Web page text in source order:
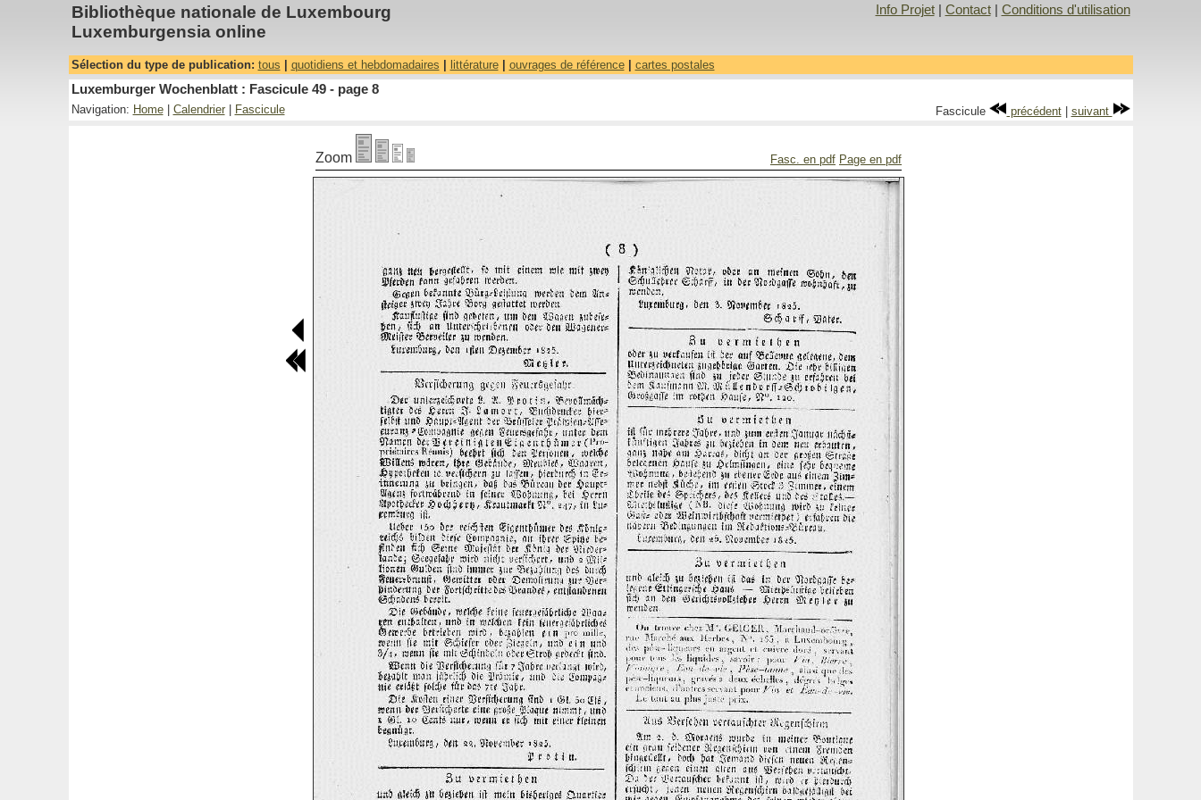
Bibliothèque nationale de Luxembourg
Luxemburgensia online
Info Projet| Contact| Conditions d'utilisation
Sélection du type de publication: tous quotidiens et hebdomadaires littérature| ouvrages de référence| cartes postales
Luxemburger Wochenblatt : Fascicule 49 - page 8
Navigation: Home| Calendrier| Fascicule Fascicule précédent| suivant
Zoom Fasc. en pdf Page en pdf